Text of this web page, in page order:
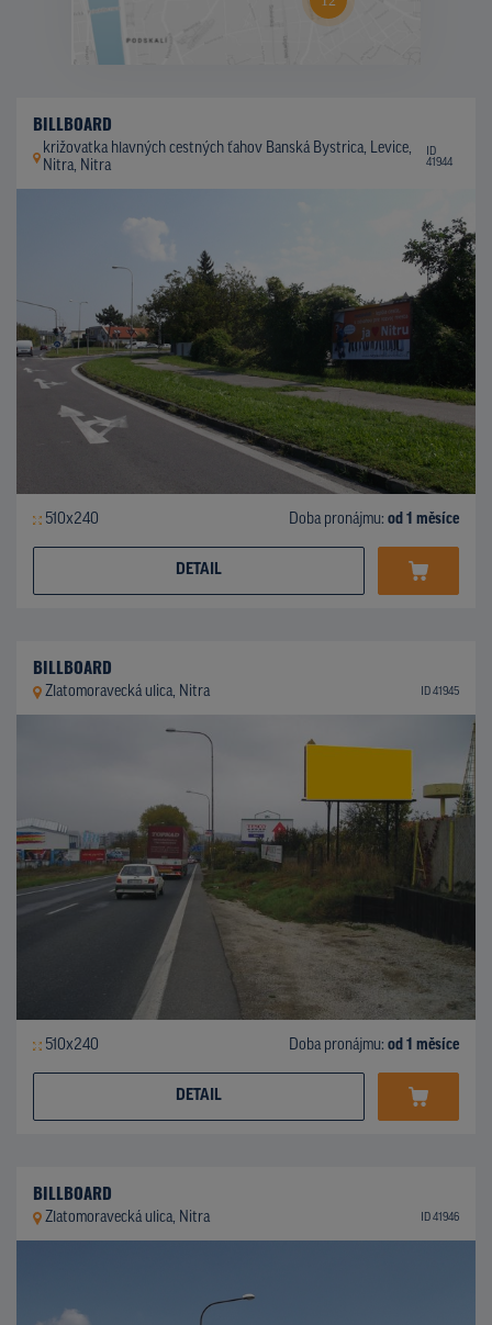
BILLBOARD
križovatka hlavných cestných ťahov Banská Bystrica, Levice,
Nitra, Nitra
ID
41944
510x240 Doba pronájmu: od 1 měsíce
DETAIL
BILLBOARD
Zlatomoravecká ulica, Nitra ID 41945
510x240 Doba pronájmu: od 1 měsíce
DETAIL
BILLBOARD
Zlatomoravecká ulica, Nitra ID 41946